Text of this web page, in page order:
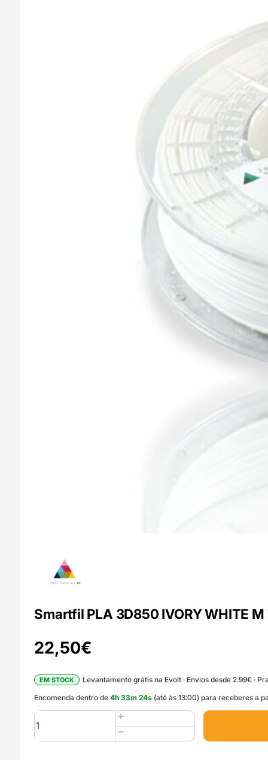
Smartfil PLA 3D850 IVORY WHITE
22,50€
EM STOCK
Levantamento grátis na Evolt · Envios desde 2.99€ ·
Encomenda dentro de4h33m23s (até às 13:00) para receberes a
Quantidade
de
Smartfil